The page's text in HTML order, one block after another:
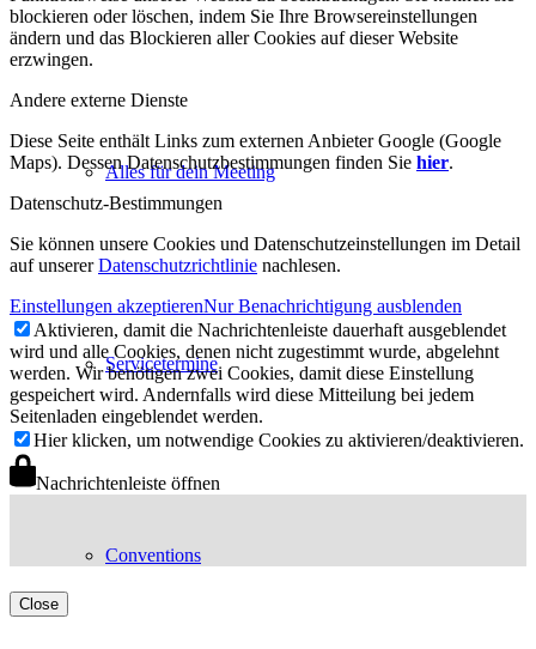
Alles für dein Meeting
Servicetermine
Conventions
blockieren oder löschen, indem Sie Ihre Browsereinstellungen
ändern und das Blockieren aller Cookies auf dieser Website
erzwingen.
Andere externe Dienste
Diese Seite enthält Links zum externen Anbieter Google (Google
Maps). Dessen Datenschutzbestimmungen finden Sie hier.
Datenschutz-Bestimmungen
Sie können unsere Cookies und Datenschutzeinstellungen im Detail
auf unsererDatenschutzrichtlinie nachlesen.
Einstellungen akzeptierenNur Benachrichtigung ausblenden
Aktivieren, damit die Nachrichtenleiste dauerhaft ausgeblendet
wird und alle Cookies, denen nicht zugestimmt wurde, abgelehnt
werden. Wir benötigen zwei Cookies, damit diese Einstellung
gespeichert wird. Andernfalls wird diese Mitteilung bei jedem
Seitenladen eingeblendet werden.
Hier klicken, um notwendige Cookies zu aktivieren/deaktivieren.
Nachrichtenleiste öffnen
Close